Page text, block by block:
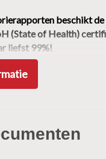
met correctie
instrumentenpaneel
voor
beschikt
(State of Health)
liefst 99%!
80 Loft behoort tot
of keuringsrapport